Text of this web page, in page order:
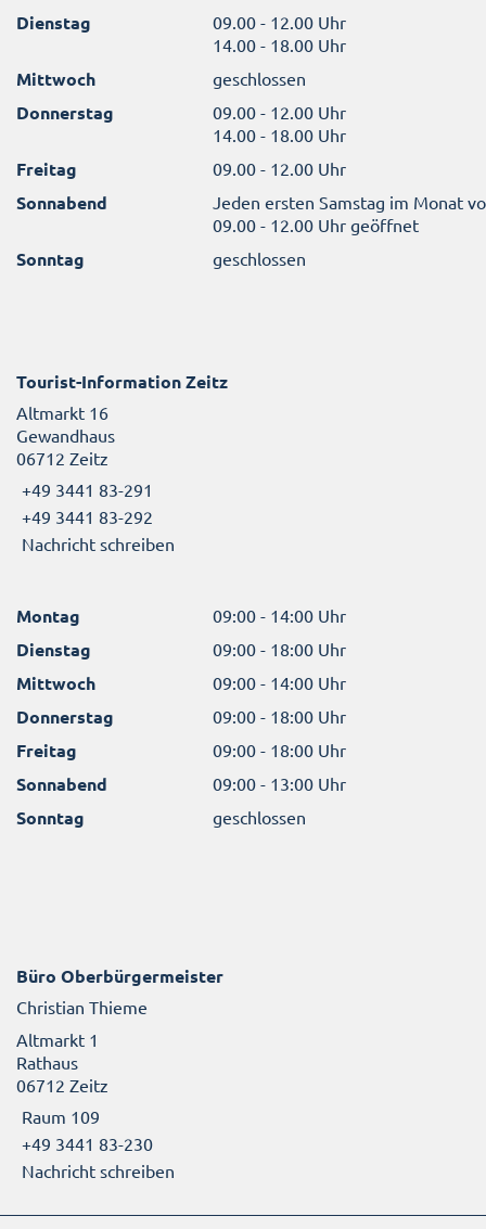
Dienstag
09.00 - 12.00 Uhr
14.00 - 18.00 Uhr
Mittwoch geschlossen
Donnerstag
09.00 - 12.00 Uhr
14.00 - 18.00 Uhr
Freitag 09.00 - 12.00 Uhr
Sonnabend
Jeden ersten Samstag im Monat
09.00 - 12.00 Uhr geöffnet
Sonntag geschlossen
Tourist-Information Zeitz
Altmarkt 16
Gewandhaus
06712 Zeitz
+49 3441 83-291
+49 3441 83-292
Nachricht schreiben
Montag 09:00 - 14:00 Uhr
Dienstag 09:00 - 18:00 Uhr
Mittwoch 09:00 - 14:00 Uhr
Donnerstag 09:00 - 18:00 Uhr
Freitag 09:00 - 18:00 Uhr
Sonnabend 09:00 - 13:00 Uhr
Sonntag geschlossen
Büro Oberbürgermeister
Christian Thieme
Altmarkt 1
Rathaus
06712 Zeitz
Raum 109
+49 3441 83-230
Nachricht schreiben